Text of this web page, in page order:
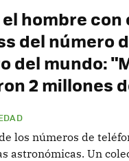
el hombre
del número
del mundo:
2 millones
los números de
astronómicas. Un